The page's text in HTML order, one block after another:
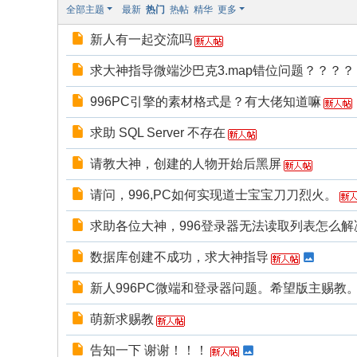
坛全部主题 最新 热门 热帖 精华 更多
新人有一起交流吗
求大神指导微端沙巴克3.map错位问题？？？？
996PC引擎的素材格式是？有大佬知道嘛
求助 SQL Server 不存在
请教大神，创建的人物开始后黑屏
请问，996,PC如何实现道士宝宝刀刀烈火。
求助各位大神，996登录器无法读取列表怎么解
数据库创建不成功，求大神指导
新人996PC微端和登录器问题。希望版主赐教
萌新求赐教
告知一下 谢谢！！！